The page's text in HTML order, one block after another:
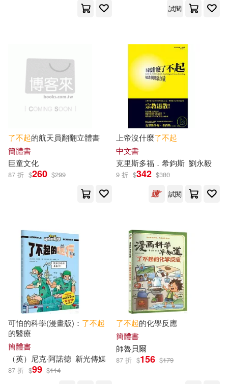
吳劍坤，于雅婷(1)
吳吉茜（編著）(1) 吳建國(1)
吳晗，李開周，陳遠，王榮(1)
吳鉤(1) 呂麗娜，阿咚(1)
商夏周(1) 商智 編著(1)
喬治．麥克雷蒙(1)
嗑叔（著），如意（繪）(1)
嚴伯鈞(1) 圖靈教育(1)
土屋健(1) 增田裕子(1)
四川人民出版社(1)
國際文化出版公司(1)
團結出版社(1) 地質出版社(1)
大象出版社(1) 天培(1)
天衛文化(1)
宇河文化出版有限公司(1)
安徽教育出版社(1)
寧夏人民出版社(1) 小天下(1)
試閱
了不起的航天員翻翻立體書
簡體書
巨童文化
87 折 $260 $299
上帝沒什麼了不起
中文書
克里斯多福．希鈞斯 劉永毅
9 折 $342 $380
試閱
可怕的科學(漫畫版)： 了不起
的醫療
簡體書
（英）尼克·阿諾德 新光傳媒
87 折 $99 $114
了不起的化學反應
簡體書
師魯貝爾
87 折 $156 $179